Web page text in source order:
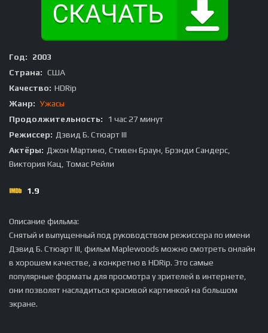
Год:
2003
Страна: США
Качество: HDRip
Жанр: Ужасы
Продолжительность:
1 час 27 минут
Режиссер: Дэвид Б. Стюарт III
Актёры: Джон Мартино, Стивен Браун, Брэнди Сандерс,
Виктория Кац, Томас Рейли
1.9
Описание фильма:
Снятый и выпущенный под руководством режиссера по имени
Дэвид Б. Стюарт III, фильм Maplewoods можно смотреть онлайн
в хорошем качестве, а конкретно в HDRip. Это самые
популярные форматы для просмотра у зрителей в интернете,
они позволят насладиться красивой картинкой на большом
экране.